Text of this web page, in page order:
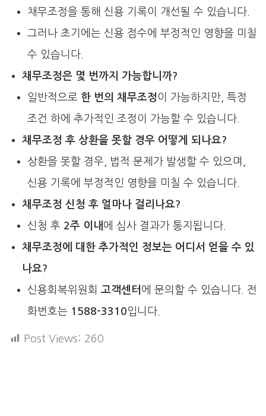
채무조정을 통해 신용 기록이 개선될 수 있습니다.
그러나 초기에는 신용 점수에 부정적인 영향을 미칠
수 있습니다.
채무조정은 몇 번까지 가능합니까?
일반적으로 한 번의 채무조정이 가능하지만, 특정
조건 하에 추가적인 조정이 가능할 수 있습니다.
채무조정 후 상환을 못할 경우 어떻게 되나요?
상환을 못할 경우, 법적 문제가 발생할 수 있으며,
신용 기록에 부정적인 영향을 미칠 수 있습니다.
채무조정 신청 후 얼마나 걸리나요?
신청 후 2주 이내 에 심사 결과가 통지됩니다.
채무조정에 대한 추가적인 정보는 어디서 얻을 수 있
나요?
신용회복위원회 고객센터 에 문의할 수 있습니다. 전
화번호는 1588-3310입니다.
Post Views: 260